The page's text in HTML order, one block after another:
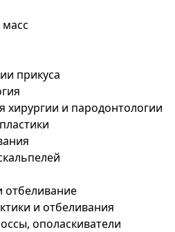
прикуса
и пародонтологии
отбеливание
и отбеливания
ополаскиватели